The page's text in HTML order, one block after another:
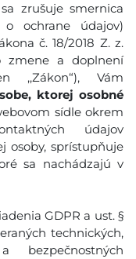
zrušuje smernica
o ochrane údajov)
č. 18/2018 Z. z.
zmene a doplnení
,,Zákon“), Vám
ktorej osobné
sídle okrem
údajov
osoby, sprístupňuje
sa nachádzajú v
GDPR a ust. §
technických,
bezpečnostných